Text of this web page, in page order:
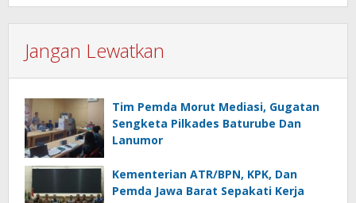
Jangan Lewatkan
Tim Pemda Morut Mediasi, Gugatan
Sengketa Pilkades Baturube Dan
Lanumor
Kementerian ATR/BPN, KPK, Dan
Pemda Jawa Barat Sepakati Kerja